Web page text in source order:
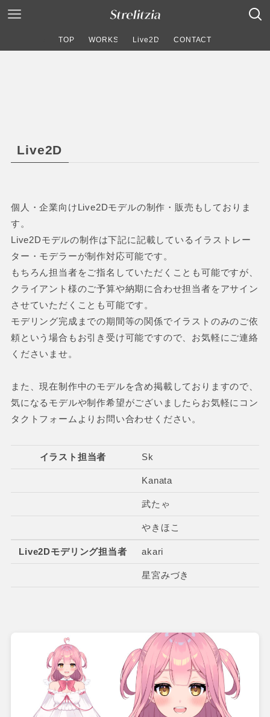
TOP WORKS Live2D CONTACT
Live2D
個人・企業向けLive2Dモデルの制作・販売もしておりま
す。
Live2Dモデルの制作は下記に記載しているイラストレー
ター・モデラーが制作対応可能です。
もちろん担当者をご指名していただくことも可能ですが、
クライアント様のご予算や納期に合わせ担当者をアサイン
させていただくことも可能です。
モデリング完成までの期間等の関係でイラストのみのご依
頼という場合もお引き受け可能ですので、お気軽にご連絡
くださいませ。
また、現在制作中のモデルを含め掲載しておりますので、
気になるモデルや制作希望がございましたらお気軽にコン
タクトフォームよりお問い合わせください。
イラスト担当者 Sk
Kanata
武たゃ
やきほこ
Live2Dモデリング担当者 akari
星宮みづき